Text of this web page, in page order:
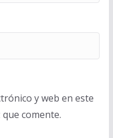
y web en este
comente.